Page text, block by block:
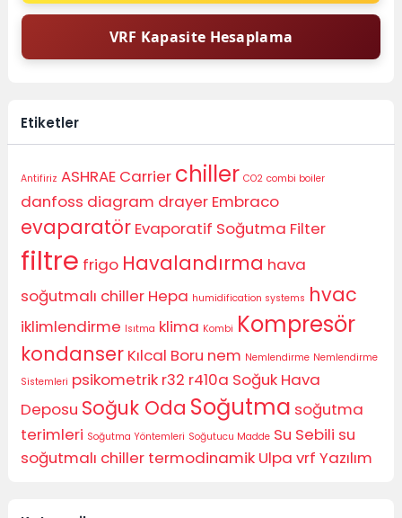
VRF Kapasite Hesaplama
Etiketler
Antifiriz ASHRAE Carrier chiller CO2 combi boiler
danfoss diagram drayer Embraco
evaparatör Evaporatif Soğutma Filter
filtre frigo Havalandırma hava
soğutmalı chiller Hepa humidification systems hvac
iklimlendirme Isıtma klima Kombi Kompresör
kondanser Kılcal Boru nem Nemlendirme Nemlendirme
Sistemleri psikometrik r32 r410a Soğuk Hava
Deposu Soğuk Oda Soğutma soğutma
terimleri Soğutma Yöntemleri Soğutucu Madde Su Sebili su
soğutmalı chiller termodinamik Ulpa vrf Yazılım